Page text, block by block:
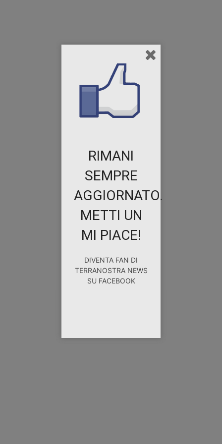
RIMANI
SEMPRE
AGGIORNATO.
METTI UN
MI PIACE!
DIVENTA FAN DI
TERRANOSTRA NEWS
SU FACEBOOK